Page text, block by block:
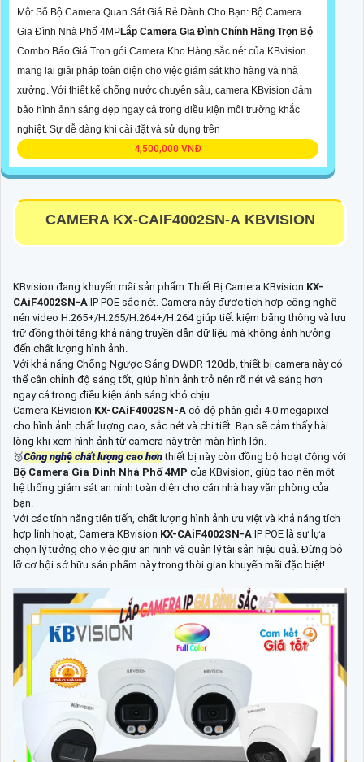
Một Số Bộ Camera Quan Sát Giá Rẻ Dành Cho Bạn: Bộ Camera
Gia Đình Nhà Phố 4MPLắp Camera Gia Đình Chính Hãng Trọn Bộ
Combo Báo Giá Trọn gói Camera Kho Hàng sắc nét của KBvision
mang lại giải pháp toàn diện cho việc giám sát kho hàng và nhà
xưởng. Với thiết kế chống nước chuyên sâu, camera KBvision đảm
bảo hình ảnh sáng đẹp ngay cả trong điều kiện môi trường khắc
nghiệt. Sự dễ dàng khi cài đặt và sử dụng trên
4,500,000 VNĐ
CAMERA KX-CAIF4002SN-A KBVISION
KBvision đang khuyến mãi sản phẩm Thiết Bị Camera KBvision KX-
CAiF4002SN-A IP POE sắc nét. Camera này được tích hợp công nghệ
nén video H.265+/H.265/H.264+/H.264 giúp tiết kiệm băng thông và lưu
trữ đồng thời tăng khả năng truyền dẫn dữ liệu mà không ảnh hưởng
đến chất lượng hình ảnh.
Với khả năng Chống Ngược Sáng DWDR 120db, thiết bị camera này có
thể cân chỉnh độ sáng tốt, giúp hình ảnh trở nên rõ nét và sáng hơn
ngay cả trong điều kiện ánh sáng khó chịu.
Camera KBvision KX-CAiF4002SN-A có độ phân giải 4.0 megapixel
cho hình ảnh chất lượng cao, sắc nét và chi tiết. Bạn sẽ cảm thấy hài
lòng khi xem hình ảnh từ camera này trên màn hình lớn.
️🥈Công nghệ chất lượng cao hơnthiết bị này còn đồng bộ hoạt động với
Bộ Camera Gia Đình Nhà Phố 4MP của KBvision, giúp tạo nên một
hệ thống giám sát an ninh toàn diện cho căn nhà hay văn phòng của
bạn.
Với các tính năng tiên tiến, chất lượng hình ảnh ưu việt và khả năng tích
hợp linh hoạt, Camera KBvision KX-CAiF4002SN-A IP POE là sự lựa
chọn lý tưởng cho việc giữ an ninh và quản lý tài sản hiệu quả. Đừng bỏ
lỡ cơ hội sở hữu sản phẩm này trong thời gian khuyến mãi đặc biệt!